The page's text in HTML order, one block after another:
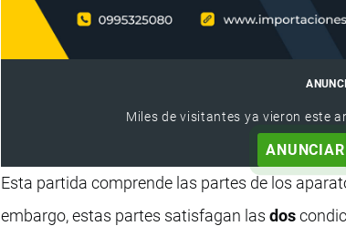
Miles de visitantes ya vieron este
ANUNCIAR
Esta partida comprende las partes de los
embargo, estas partes satisfagan lasdos